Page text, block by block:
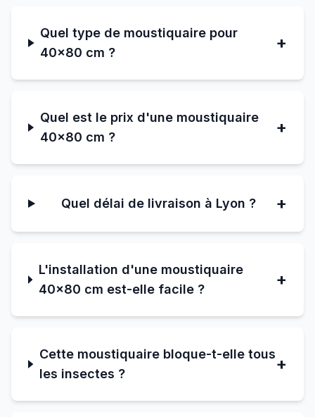
Quel type de moustiquaire pour
40×80 cm ?
+
Quel est le prix d'une moustiquaire
40×80 cm ?
+
Quel délai de livraison à Lyon ? +
L'installation d'une moustiquaire
40×80 cm est-elle facile ?
+
Cette moustiquaire bloque-t-elle tous
les insectes ?
+